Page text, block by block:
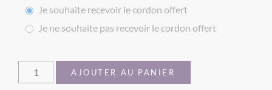
Je souhaite recevoir le cordon offert
Je ne souhaite pas recevoir le cordon offert
AJOUTER AU PANIER